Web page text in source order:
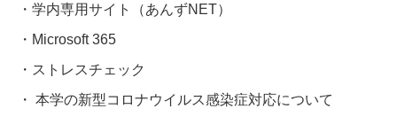
学内専用サイト（あんずNET）
Microsoft 365
ストレスチェック
本学の新型コロナウイルス感染症対応について